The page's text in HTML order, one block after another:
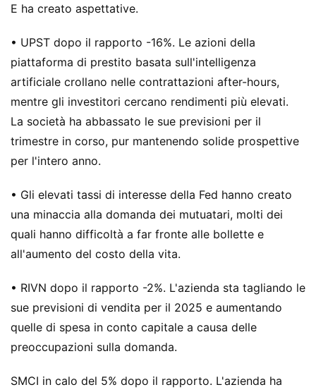
E ha creato aspettative.
• UPST dopo il rapporto -16%. Le azioni della
piattaforma di prestito basata sull'intelligenza
artificiale crollano nelle contrattazioni after-hours,
mentre gli investitori cercano rendimenti più elevati.
La società ha abbassato le sue previsioni per il
trimestre in corso, pur mantenendo solide prospettive
per l'intero anno.
• Gli elevati tassi di interesse della Fed hanno creato
una minaccia alla domanda dei mutuatari, molti dei
quali hanno difficoltà a far fronte alle bollette e
all'aumento del costo della vita.
• RIVN dopo il rapporto -2%. L'azienda sta tagliando le
sue previsioni di vendita per il 2025 e aumentando
quelle di spesa in conto capitale a causa delle
preoccupazioni sulla domanda.
SMCI in calo del 5% dopo il rapporto. L'azienda ha